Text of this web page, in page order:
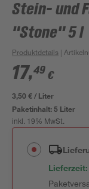
Stein- und
"Stone" 5 l
Produktdetails |
17,49 €
3,50 € / Liter
Paketinhalt:5 Liter
inkl. 19% MwSt.
Lieferzeit: